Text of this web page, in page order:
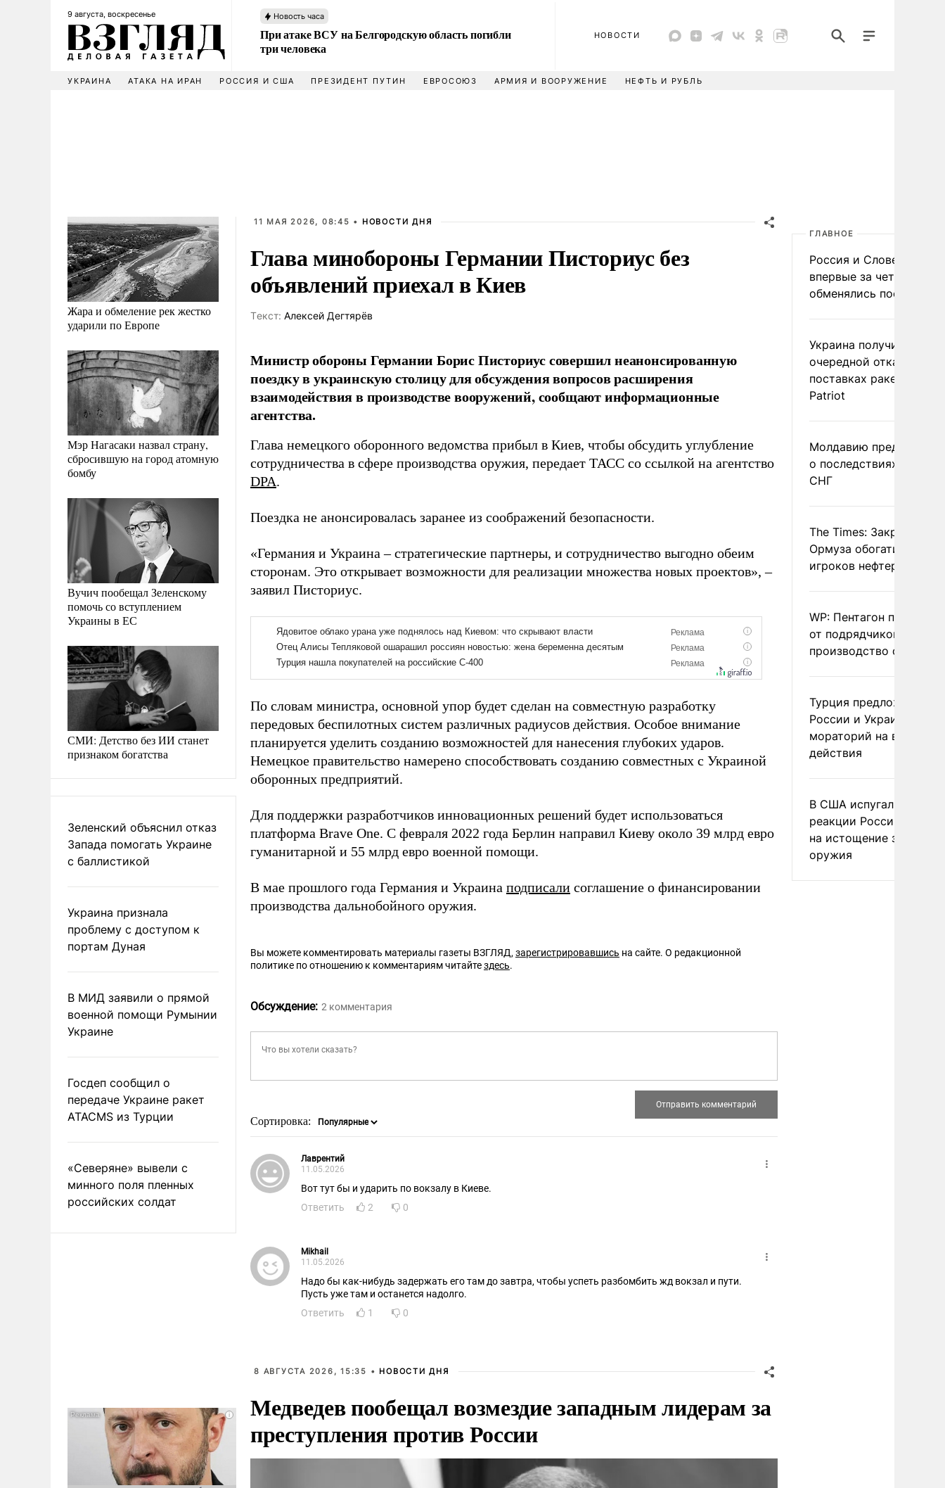
9 августа, воскресенье Новость часа
При атаке ВСУ на Белгородскую область погибли
три человека
НОВОСТИ
УКРАИНА АТАКА НА ИРАН РОССИЯ И США ПРЕЗИДЕНТ ПУТИН ЕВРОСОЮЗ АРМИЯ И ВООРУЖЕНИЕ НЕФТЬ И РУБЛЬ
Жара и обмеление рек жестко
ударили по Европе
Мэр Нагасаки назвал страну,
сбросившую на город атомную
бомбу
Вучич пообещал Зеленскому
помочь со вступлением
Украины в ЕС
СМИ: Детство без ИИ станет
признаком богатства
Зеленский объяснил отказ
Запада помогать Украине
с баллистикой
Украина признала
проблему с доступом к
портам Дуная
В МИД заявили о прямой
военной помощи Румынии
Украине
Госдеп сообщил о
передаче Украине ракет
ATACMS из Турции
«Северяне» вывели с
минного поля пленных
российских солдат
11 МАЯ 2026, 08:45 • НОВОСТИ ДНЯ
Глава минобороны Германии Писториус без
объявлений приехал в Киев
Tекст: Алексей Дегтярёв
Министр обороны Германии Борис Писториус совершил неанонсированную
поездку в украинскую столицу для обсуждения вопросов расширения
взаимодействия в производстве вооружений, сообщают информационные
агентства.
Глава немецкого оборонного ведомства прибыл в Киев, чтобы обсудить углубление
сотрудничества в сфере производства оружия, передает ТАСС со ссылкой на агентство
DPA.
Поездка не анонсировалась заранее из соображений безопасности.
«Германия и Украина – стратегические партнеры, и сотрудничество выгодно обеим
сторонам. Это открывает возможности для реализации множества новых проектов», –
заявил Писториус.
По словам министра, основной упор будет сделан на совместную разработку
передовых беспилотных систем различных радиусов действия. Особое внимание
планируется уделить созданию возможностей для нанесения глубоких ударов.
Немецкое правительство намерено способствовать созданию совместных с Украиной
оборонных предприятий.
Для поддержки разработчиков инновационных решений будет использоваться
платформа Brave One. С февраля 2022 года Берлин направил Киеву около 39 млрд евро
гуманитарной и 55 млрд евро военной помощи.
В мае прошлого года Германия и Украина подписали соглашение о финансировании
производства дальнобойного оружия.
Вы можете комментировать материалы газеты ВЗГЛЯД, зарегистрировавшись на сайте. О редакционной
политике по отношению к комментариям читайтездесь.
Обсуждение: 2 комментария
Сортировка:
Лаврентий
11.05.2026
Вот тут бы и ударить по вокзалу в Киеве.
Ответить
2 0
Mikhail
11.05.2026
Надо бы как-нибудь задержать его там до завтра, чтобы успеть разбомбить жд вокзал и пути.
Пусть уже там и останется надолго.
Ответить
1 0
8 АВГУСТА 2026, 15:35 • НОВОСТИ ДНЯ
Медведев пообещал возмездие западным лидерам за
преступления против России
ГЛАВНОЕ
Россия и Словения
впервые за четыре года
обменялись
Украина получила
очередной отказ в
поставках ракет для
Patriot
Молдавию
о последствиях выхода
СНГ
The Times: Закрытие
Ормуза обогатило
игроков нефтерынка
WP: Пентагон
от подрядчиков
производство оружия
Турция предложила
России и Украине
мораторий на военные
действия
В США испугались
реакции России и
на истощение запасов
оружия